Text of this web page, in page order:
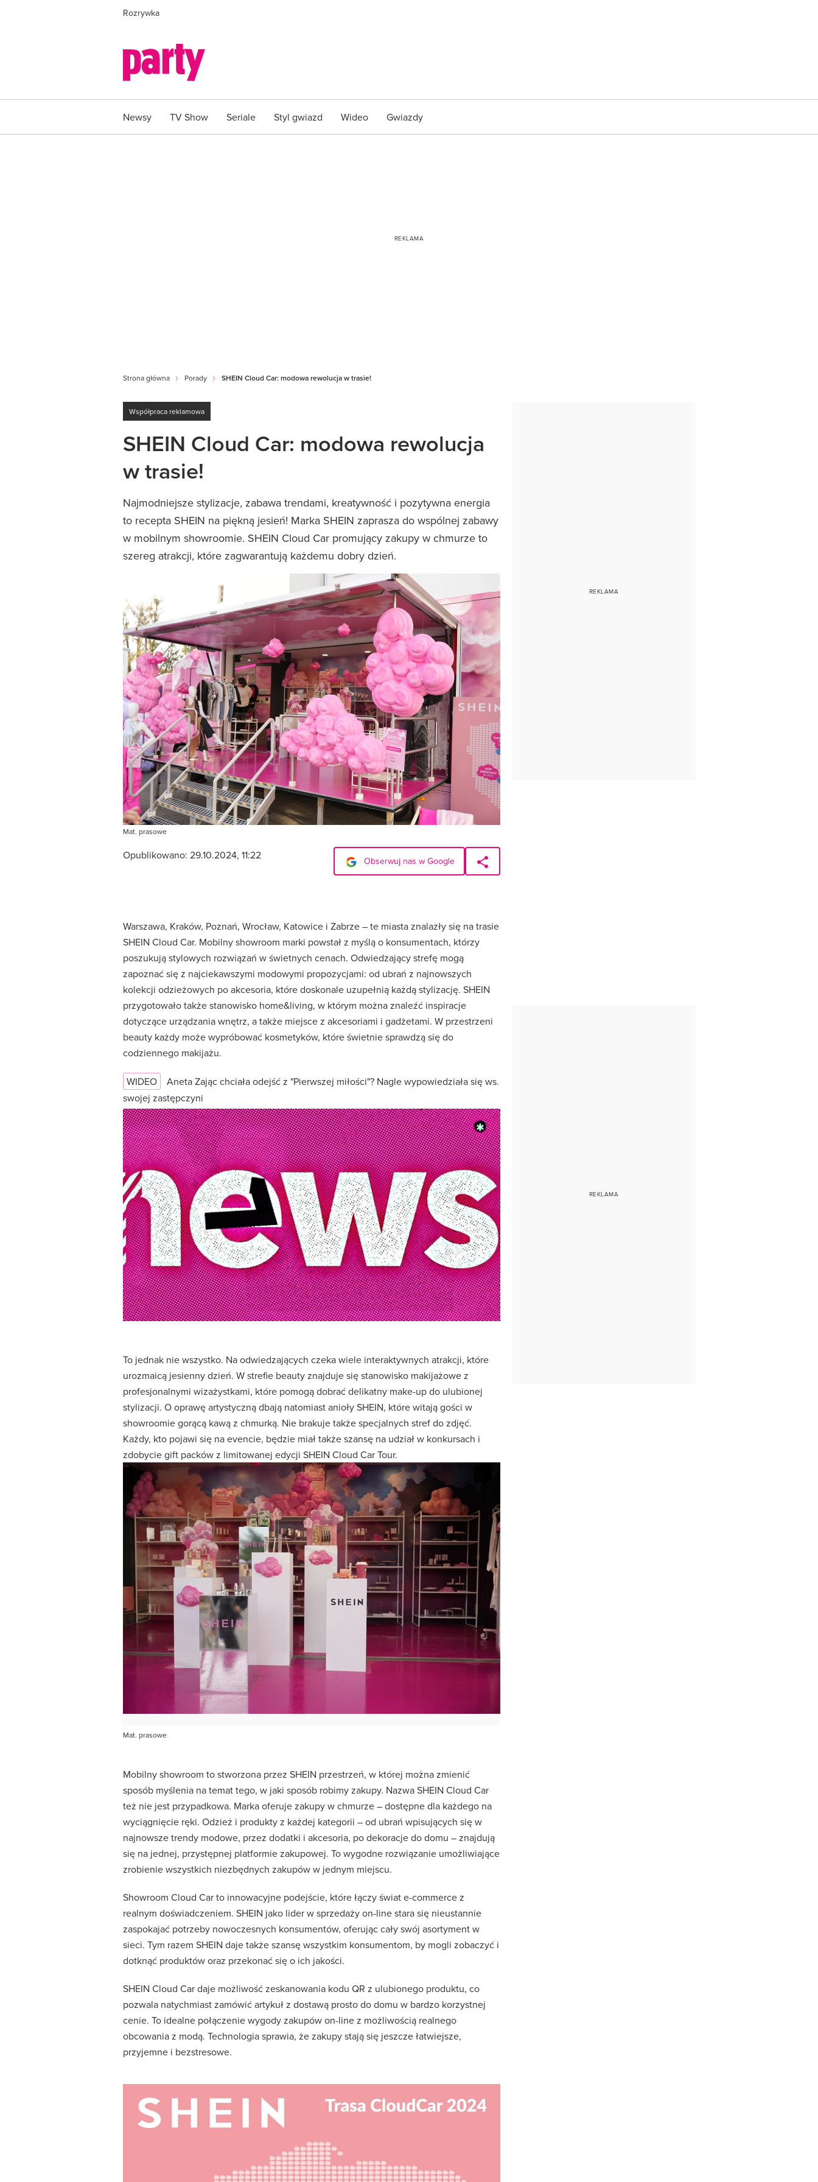
Rozrywka
Newsy TV Show Seriale Styl gwiazd Wideo Gwiazdy
Strona główna Porady SHEIN Cloud Car: modowa rewolucja w trasie!
Współpraca reklamowa
SHEIN Cloud Car: modowa rewolucja
w trasie!
Najmodniejsze stylizacje, zabawa trendami, kreatywność i pozytywna energia
to recepta SHEIN na piękną jesień! Marka SHEIN zaprasza do wspólnej zabawy
w mobilnym showroomie. SHEIN Cloud Car promujący zakupy w chmurze to
szereg atrakcji, które zagwarantują każdemu dobry dzień.
Mat. prasowe
Opublikowano: 29.10.2024, 11:22 Obserwuj nas w Google
Warszawa, Kraków, Poznań, Wrocław, Katowice i Zabrze – te miasta znalazły się na trasie
SHEIN Cloud Car. Mobilny showroom marki powstał z myślą o konsumentach, którzy
poszukują stylowych rozwiązań w świetnych cenach. Odwiedzający strefę mogą
zapoznać się z najciekawszymi modowymi propozycjami: od ubrań z najnowszych
kolekcji odzieżowych po akcesoria, które doskonale uzupełnią każdą stylizację. SHEIN
przygotowało także stanowisko home&living, w którym można znaleźć inspiracje
dotyczące urządzania wnętrz, a także miejsce z akcesoriami i gadżetami. W przestrzeni
beauty każdy może wypróbować kosmetyków, które świetnie sprawdzą się do
codziennego makijażu.
WIDEO
Aneta Zając chciała odejść z "Pierwszej miłości"? Nagle wypowiedziała się ws.
swojej zastępczyni
To jednak nie wszystko. Na odwiedzających czeka wiele interaktywnych atrakcji, które
urozmaicą jesienny dzień. W strefie beauty znajduje się stanowisko makijażowe z
profesjonalnymi wizażystkami, które pomogą dobrać delikatny make-up do ulubionej
stylizacji. O oprawę artystyczną dbają natomiast anioły SHEIN, które witają gości w
showroomie gorącą kawą z chmurką. Nie brakuje także specjalnych stref do zdjęć.
Każdy, kto pojawi się na evencie, będzie miał także szansę na udział w konkursach i
zdobycie gift packów z limitowanej edycji SHEIN Cloud Car Tour.
Mat. prasowe
Mobilny showroom to stworzona przez SHEIN przestrzeń, w której można zmienić
sposób myślenia na temat tego, w jaki sposób robimy zakupy. Nazwa SHEIN Cloud Car
też nie jest przypadkowa. Marka oferuje zakupy w chmurze – dostępne dla każdego na
wyciągnięcie ręki. Odzież i produkty z każdej kategorii – od ubrań wpisujących się w
najnowsze trendy modowe, przez dodatki i akcesoria, po dekoracje do domu – znajdują
się na jednej, przystępnej platformie zakupowej. To wygodne rozwiązanie umożliwiające
zrobienie wszystkich niezbędnych zakupów w jednym miejscu.
Showroom Cloud Car to innowacyjne podejście, które łączy świat e-commerce z
realnym doświadczeniem. SHEIN jako lider w sprzedaży on-line stara się nieustannie
zaspokajać potrzeby nowoczesnych konsumentów, oferując cały swój asortyment w
sieci. Tym razem SHEIN daje także szansę wszystkim konsumentom, by mogli zobaczyć i
dotknąć produktów oraz przekonać się o ich jakości.
SHEIN Cloud Car daje możliwość zeskanowania kodu QR z ulubionego produktu, co
pozwala natychmiast zamówić artykuł z dostawą prosto do domu w bardzo korzystnej
cenie. To idealne połączenie wygody zakupów on-line z możliwością realnego
obcowania z modą. Technologia sprawia, że zakupy stają się jeszcze łatwiejsze,
przyjemne i bezstresowe.